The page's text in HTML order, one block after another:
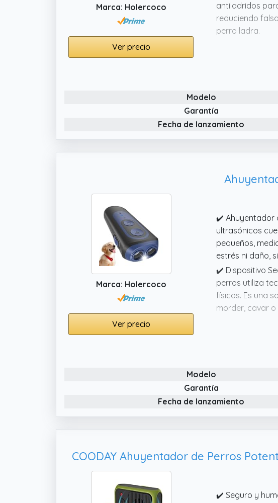
Marca: Holercoco
Ver precio
antiladridos
reduciendo
perro ladra.
✔️ Ahuyentador
✔️ Antiladridos
mejorados de
alcance y
✔️ Dispositivo
para uso
Modelo
Garantía
Fecha de lanzamiento
Marca: Holercoco
Ver precio
✔️ Ahuyentador
ultrasónicos
pequeños,
estrés ni daño,
✔️ Dispositivo
perros utiliza
físicos. Es una
morder, cavar
✔️ Diseño
✔️ Uso en
de perros es
herramienta
cualquier lugar.
✔️ Alcance
perros permite
hogar, jardín,
Modelo
Garantía
Fecha de lanzamiento
✔️ Seguro y